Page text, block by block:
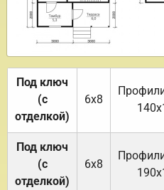
Под ключ
(с
отделкой)
6х8
Под ключ
(с
отделкой)
6х8